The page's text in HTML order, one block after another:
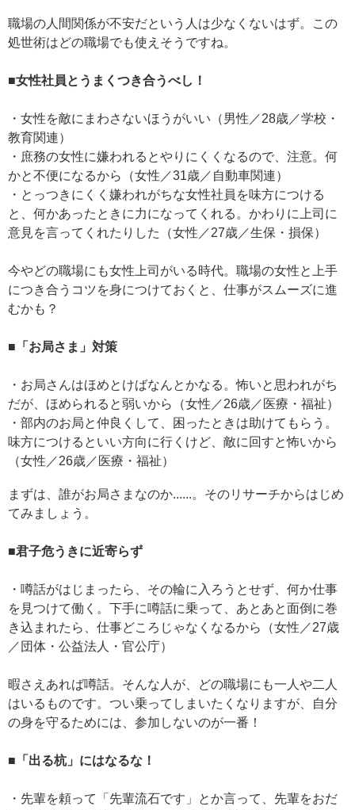
職場の人間関係が不安だという人は少なくないはず。この
処世術はどの職場でも使えそうですね。
■女性社員とうまくつき合うべし！
・女性を敵にまわさないほうがいい（男性／28歳／学校・
教育関連）
・庶務の女性に嫌われるとやりにくくなるので、注意。何
かと不便になるから（女性／31歳／自動車関連）
・とっつきにくく嫌われがちな女性社員を味方につける
と、何かあったときに力になってくれる。かわりに上司に
意見を言ってくれたりした（女性／27歳／生保・損保）
今やどの職場にも女性上司がいる時代。職場の女性と上手
につき合うコツを身につけておくと、仕事がスムーズに進
むかも？
■「お局さま」対策
・お局さんはほめとけばなんとかなる。怖いと思われがち
だが、ほめられると弱いから（女性／26歳／医療・福祉）
・部内のお局と仲良くして、困ったときは助けてもらう。
味方につけるといい方向に行くけど、敵に回すと怖いから
（女性／26歳／医療・福祉）
まずは、誰がお局さまなのか......。そのリサーチからはじめ
てみましょう。
■君子危うきに近寄らず
・噂話がはじまったら、その輪に入ろうとせず、何か仕事
を見つけて働く。下手に噂話に乗って、あとあと面倒に巻
き込まれたら、仕事どころじゃなくなるから（女性／27歳
／団体・公益法人・官公庁）
暇さえあれば噂話。そんな人が、どの職場にも一人や二人
はいるものです。つい乗ってしまいたくなりますが、自分
の身を守るためには、参加しないのが一番！
■「出る杭」にはなるな！
・先輩を頼って「先輩流石です」とか言って、先輩をおだ